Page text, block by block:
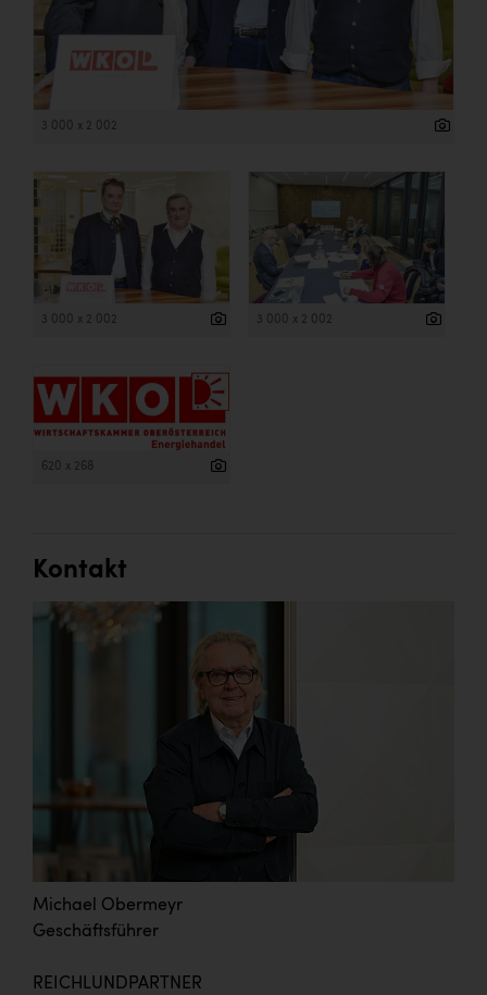
3 000 x 2 002
3 000 x 2 002 3 000 x 2 002
620 x 268
Kontakt
Michael Obermeyr
Geschäftsführer
REICHLUNDPARTNER